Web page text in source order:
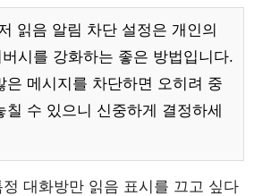
읽음 알림 차단 설정은 개인의
시를 강화하는 좋은 방법입니다.
은 메시지를 차단하면 오히려 중
칠 수 있으니 신중하게 결정하세
정 대화방만 읽음 표시를 끄고 싶다